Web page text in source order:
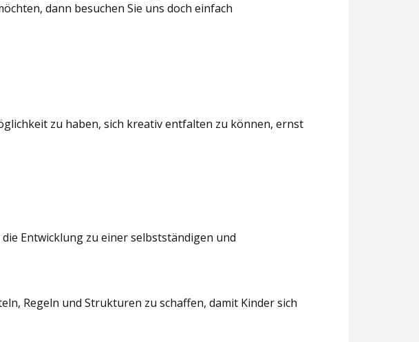
dann besuchen Sie uns doch einfach
zu haben, sich kreativ entfalten zu können, ernst
Entwicklung zu einer selbstständigen und
Regeln und Strukturen zu schaffen, damit Kinder sich